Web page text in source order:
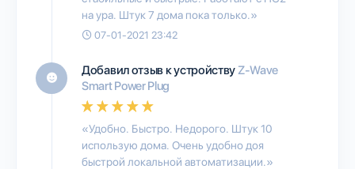
на ура. Штук 7 дома пока только.»
07-01-2021 23:42
Добавил отзыв к устройству Z-Wave
Smart Power Plug
«Удобно. Быстро. Недорого. Штук 10
использую дома. Очень удобно доя
быстрой локальной автоматизации.»